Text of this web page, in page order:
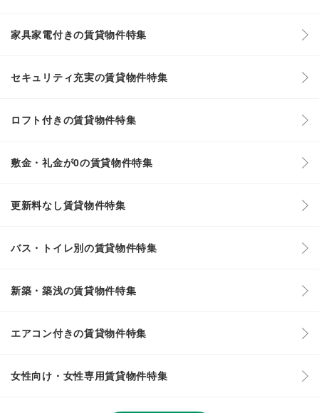
家具家電付きの賃貸物件特集
セキュリティ充実の賃貸物件特集
ロフト付きの賃貸物件特集
敷金・礼金が0の賃貸物件特集
更新料なし賃貸物件特集
バス・トイレ別の賃貸物件特集
新築・築浅の賃貸物件特集
エアコン付きの賃貸物件特集
女性向け・女性専用賃貸物件特集